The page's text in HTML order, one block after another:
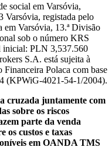
social em Varsóvia,
registada pelo
Varsóvia, 13.ª Divisão
sob o número KRS
inicial: PLN 3,537.560
S.A. está sujeita à
Polaca com base
(KPWiG-4021-54-1/2004).
cruzada juntamente com
sobre os riscos
parte da venda
os custos e taxas
em OANDA TMS